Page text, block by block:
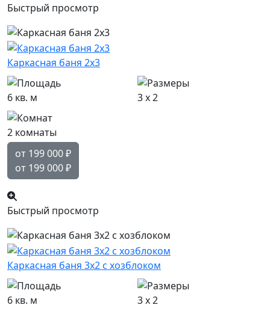
Быстрый просмотр
Каркасная баня 2х3
6 кв. м 3 x 2
2 комнаты
от 199 000₽
от 199 000₽
Быстрый просмотр
Каркасная баня 3х2 с хозблоком
6 кв. м 3 x 2